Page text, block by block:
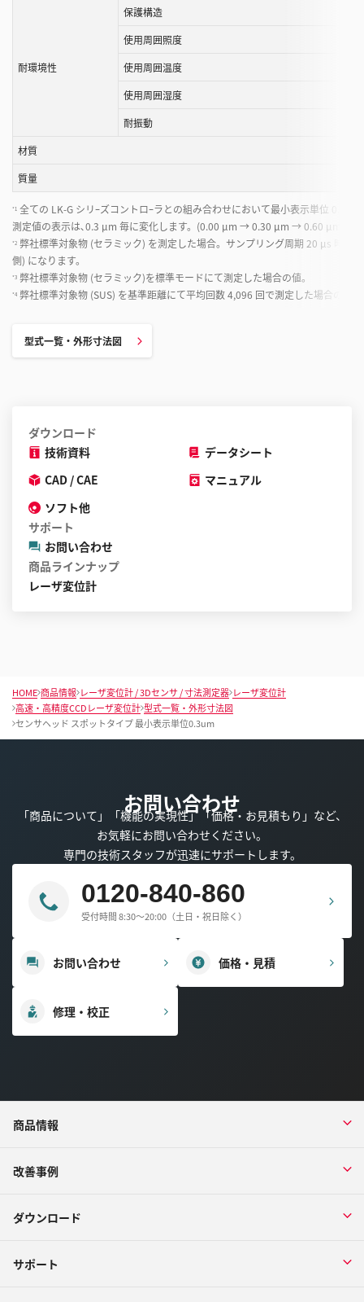
耐環境性
保護構造
使用周囲照度
使用周囲温度
使用周囲湿度
耐振動
材質
質量
*1 全ての LK-G シリｰズコントロｰラとの組み合わせにおいて最小表示単位 0.3
測定値の表示は､0.3 µm 毎に変化します。(0.00 µm → 0.30 µm → 0.60 µm・・
*2 弊社標準対象物 (セラミック) を測定した場合。サンプリング周期 20 µs 時は
側) になります。
*3 弊社標準対象物 (セラミック)を標準モードにて測定した場合の値。
*4 弊社標準対象物 (SUS) を基準距離にて平均回数 4,096 回で測定した場合の値。
型式一覧・外形寸法図
ダウンロード
技術資料
データシート
CAD / CAE
マニュアル
ソフト他
サポート
お問い合わせ
商品ラインナップ
レーザ変位計
HOME 商品情報 レーザ変位計 / 3Dセンサ / 寸法測定器 レーザ変位計
高速・高精度CCDレーザ変位計 型式一覧・外形寸法図
センサヘッド スポットタイプ 最小表示単位0.3um
お問い合わせ
「商品について」「機能の実現性」「価格・お見積もり」など、
お気軽にお問い合わせください。
専門の技術スタッフが迅速にサポートします。
0120-840-860
受付時間 8:30～20:00（土日・祝日除く）
お問い合わせ 価格・見積
修理・校正
商品情報
改善事例
ダウンロード
サポート